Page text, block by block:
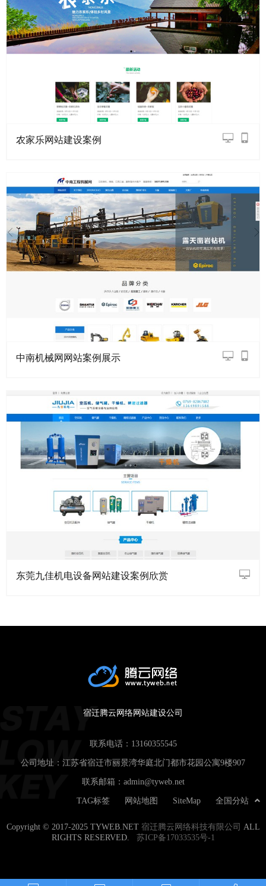
农家乐网站建设案例
中南机械网网站案例展示
东莞九佳机电设备网站建设案例欣赏
宿迁腾云网络网站建设公司
联系电话： 13160355545
公司地址：江苏省宿迁市丽景湾华庭北门都市花园公寓9楼907
联系邮箱： admin@tyweb.net
全国分站
SiteMap
网站地图
TAG标签
Copyright © 2017-2025 TYWEB.NET 宿迁腾云网络科技有限公司
ALL
RIGHTS RESERVED. 苏ICP备17033535号-1